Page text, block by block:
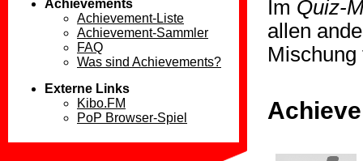
Achievements
Achievement-Liste
Achievement-Sammler
FAQ
Was sind Achievements?
Externe Links
Kibo.FM
PoP Browser-Spiel
Im Quiz-
allen